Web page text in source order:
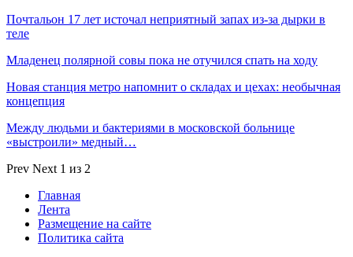
Почтальон 17 лет источал неприятный запах из-за дырки в
теле
Младенец полярной совы пока не отучился спать на ходу
Новая станция метро напомнит о складах и цехах: необычная
концепция
Между людьми и бактериями в московской больнице
«выстроили» медный…
Prev Next 1 из 2
Главная
Лента
Размещение на сайте
Политика сайта